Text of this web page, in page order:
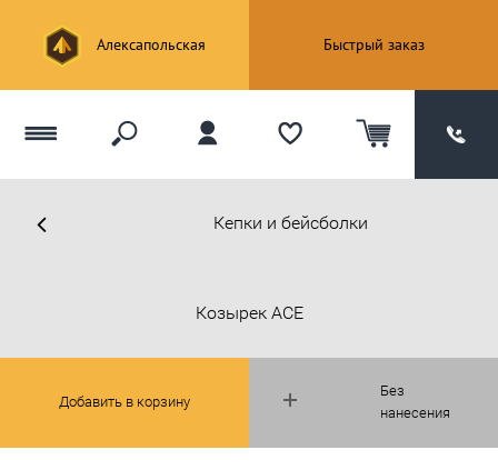
Алексапольская Быстрый заказ
Кепки и бейсболки
Без
нанесения
Козырек ACE
Добавить в корзину